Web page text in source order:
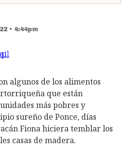
• 4:44pm
algunos de los alimentos
que están
más pobres y
sureño de Ponce, días
Fiona hiciera temblar los
casas de madera.